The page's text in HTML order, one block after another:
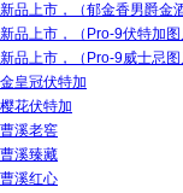
新品上市，（郁金香男爵金
新品上市，（Pro-9伏特加
新品上市，（Pro-9威士忌
金皇冠伏特加
樱花伏特加
曹溪老窖
曹溪臻藏
曹溪红心